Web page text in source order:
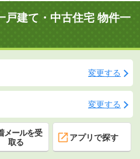
戸建て・中古住宅 物件一
変更する
変更する
メールを受
取る
アプリで探す